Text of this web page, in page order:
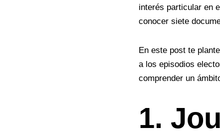
interés particular en
conocer siete
En este post te
a los episodios
comprender un
1.